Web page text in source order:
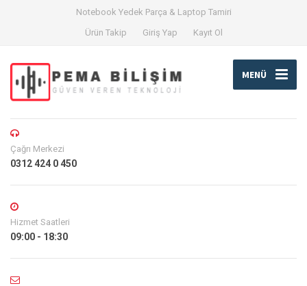
Notebook Yedek Parça & Laptop Tamiri
Ürün Takip
Giriş Yap Kayıt Ol
MENÜ
Çağrı Merkezi
0312 424 0 450
Hizmet Saatleri
09:00 - 18:30